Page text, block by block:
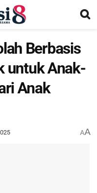
Berbasis
untuk Anak-
Anak
AA